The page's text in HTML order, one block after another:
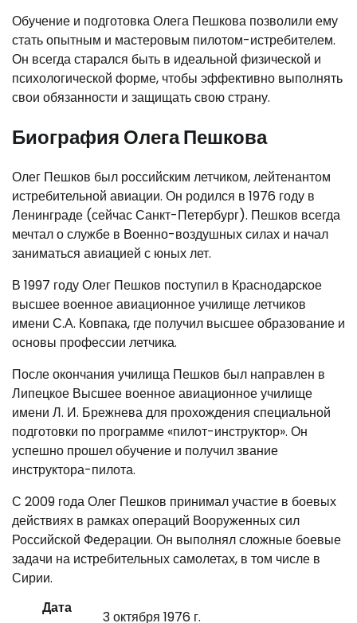
Обучение и подготовка Олега Пешкова позволили ему
стать опытным и мастеровым пилотом-истребителем.
Он всегда старался быть в идеальной физической и
психологической форме, чтобы эффективно выполнять
свои обязанности и защищать свою страну.
Биография Олега Пешкова
Олег Пешков был российским летчиком, лейтенантом
истребительной авиации. Он родился в 1976 году в
Ленинграде (сейчас Санкт-Петербург). Пешков всегда
мечтал о службе в Военно-воздушных силах и начал
заниматься авиацией с юных лет.
В 1997 году Олег Пешков поступил в Краснодарское
высшее военное авиационное училище летчиков
имени С.А. Ковпака, где получил высшее образование и
основы профессии летчика.
После окончания училища Пешков был направлен в
Липецкое Высшее военное авиационное училище
имени Л. И. Брежнева для прохождения специальной
подготовки по программе «пилот-инструктор». Он
успешно прошел обучение и получил звание
инструктора-пилота.
С 2009 года Олег Пешков принимал участие в боевых
действиях в рамках операций Вооруженных сил
Российской Федерации. Он выполнял сложные боевые
задачи на истребительных самолетах, в том числе в
Сирии.
Дата
3 октября 1976 г.